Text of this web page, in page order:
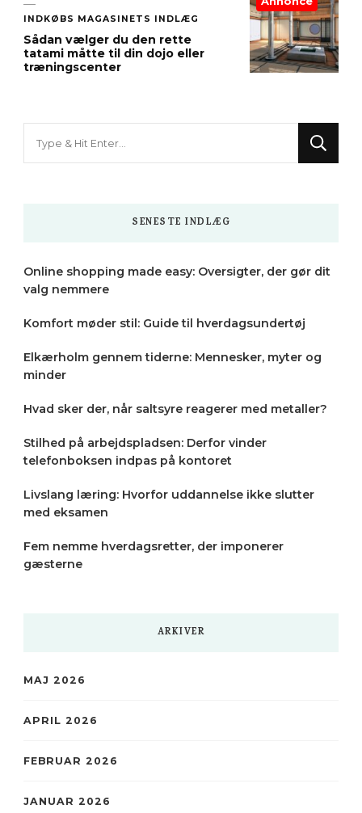
INDKØBS MAGASINETS INDLÆG
Sådan vælger du den rette
tatami måtte til din dojo eller
træningscenter
SENESTE INDLÆG
Online shopping made easy: Oversigter, der gør dit
valg nemmere
Komfort møder stil: Guide til hverdagsundertøj
Elkærholm gennem tiderne: Mennesker, myter og
minder
Hvad sker der, når saltsyre reagerer med metaller?
Stilhed på arbejdspladsen: Derfor vinder
telefonboksen indpas på kontoret
Livslang læring: Hvorfor uddannelse ikke slutter
med eksamen
Fem nemme hverdagsretter, der imponerer
gæsterne
ARKIVER
MAJ 2026
APRIL 2026
FEBRUAR 2026
JANUAR 2026